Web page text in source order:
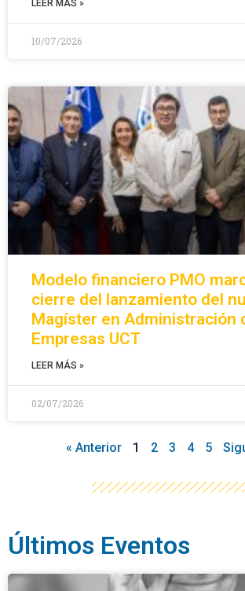
LEER MÁS »
10/07/2026
Modelo financiero PMO
cierre del lanzamiento del
Magíster en Administración
Empresas UCT
LEER MÁS »
02/07/2026
« Anterior 1 2 3 4 5
Últimos Eventos